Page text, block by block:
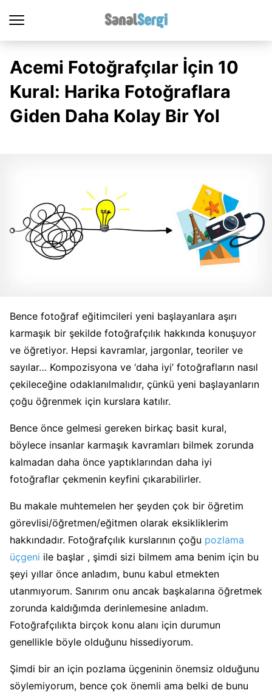
Acemi Fotoğrafçılar İçin 10
Kural: Harika Fotoğraflara
Giden Daha Kolay Bir Yol
Bence fotoğraf eğitimcileri yeni başlayanlara aşırı
karmaşık bir şekilde fotoğrafçılık hakkında konuşuyor
ve öğretiyor. Hepsi kavramlar, jargonlar, teoriler ve
sayılar… Kompozisyona ve ‘daha iyi’ fotoğrafların nasıl
çekileceğine odaklanılmalıdır, çünkü yeni başlayanların
çoğu öğrenmek için kurslara katılır.
Bence önce gelmesi gereken birkaç basit kural,
böylece insanlar karmaşık kavramları bilmek zorunda
kalmadan daha önce yaptıklarından daha iyi
fotoğraflar çekmenin keyfini çıkarabilirler.
Bu makale muhtemelen her şeyden çok bir öğretim
görevlisi/öğretmen/eğitmen olarak eksikliklerim
hakkındadır. Fotoğrafçılık kurslarının çoğu pozlama
üçgeni ile başlar , şimdi sizi bilmem ama benim için bu
şeyi yıllar önce anladım, bunu kabul etmekten
utanmıyorum. Sanırım onu ​​ancak başkalarına öğretmek
zorunda kaldığımda derinlemesine anladım.
Fotoğrafçılıkta birçok konu alanı için durumun
genellikle böyle olduğunu hissediyorum.
Şimdi bir an için pozlama üçgeninin önemsiz olduğunu
söylemiyorum, bence çok önemli ama belki de bunu